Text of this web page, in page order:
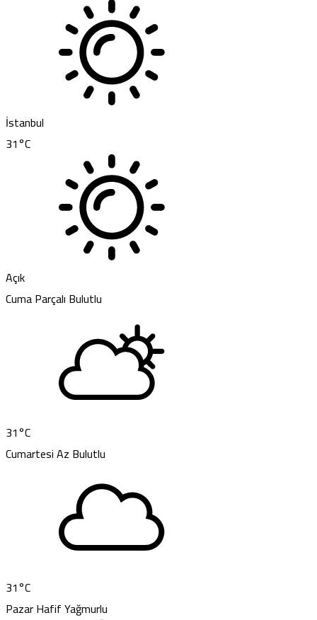
İstanbul
31°C
Açık
CumaParçalı Bulutlu
31°C
CumartesiAz Bulutlu
31°C
PazarHafif Yağmurlu